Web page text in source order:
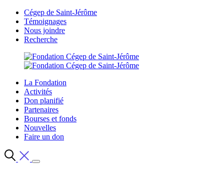
Cégep de Saint-Jérôme
Témoignages
Nous joindre
Recherche
La Fondation
Activités
Don planifié
Partenaires
Bourses et fonds
Nouvelles
Faire un don